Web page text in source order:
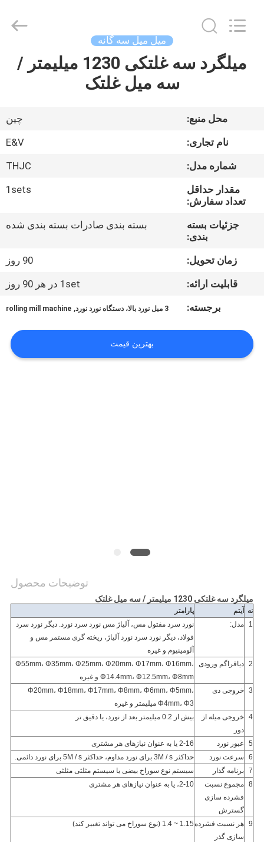
صفحه
محصولات
درباره
کارخانه
کنترل
کیفیت
ما
POLICY
MACHINERY
CO.,LTD..
میل میل سه گانه
میلگرد سه غلتکی 1230 میلیمتر /
سه میل غلتک
محل منبع:
چین
نام تجاری:
E&V
شماره مدل:
THJC
مقدار حداقل
تعداد سفارش:
1sets
جزئیات بسته
بندی:
بسته بندی صادرات بسته بندی شده
زمان تحویل:
90 روز
قابلیت ارائه:
1set در هر 90 روز
برجسته:
3 میل نورد بالا، دستگاه نورد نورد ,
rolling mill machine
بهترین قیمت
توضیحات محصول
میلگرد سه غلتکی 1230 میلیمتر / سه میل غلتک
نه آیتم
پارامتر
1
مدل: نورد سرد مفتول مس، آلیاژ مس نورد سرد نورد. دیگر نورد سرد
فولاد، دیگر نورد سرد نورد آلیاژ، ریخته گری مستمر مس و
آلومینیوم و غیره
2 دیافراگم ورودی
Φ55mm، Φ35mm، Φ25mm، Φ20mm، Φ17mm، Φ16mm،
Φ14.4mm، Φ12.5mm، Φ8mm و غیره
3 خروجی دی
Φ20mm، Φ18mm، Φ17mm، Φ8mm، Φ6mm، Φ5mm،
Φ4mm، Φ3 میلیمتر و غیره
4 خروجی میله از
دور
بیش از 0.2 میلیمتر بعد از نورد، یا دقیق تر
5 عبور نورد
2-16 یا به عنوان نیازهای هر مشتری
6
سرعت نورد
حداکثر 3M / s برای نورد مداوم، حداکثر 5M / s برای نورد دائمی.
7 برنامه گذار
سیستم نوع سوراخ بیضی یا سیستم مثلثی مثلثی
8 مجموع نسبت
فشرده سازی
گسترش
2-10، یا به عنوان نیازهای هر مشتری
9 هر نسبت فشرده
سازی گذر
1.15 ~ 1.4 (نوع سوراخ می تواند تغییر کند)